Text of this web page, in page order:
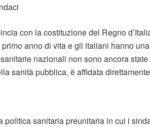
con la costituzione del Regno
anno di vita e gli italiani hanno
nazionali non sono ancora
sanità pubblica, è affidata
sanitaria preunitaria in cui i